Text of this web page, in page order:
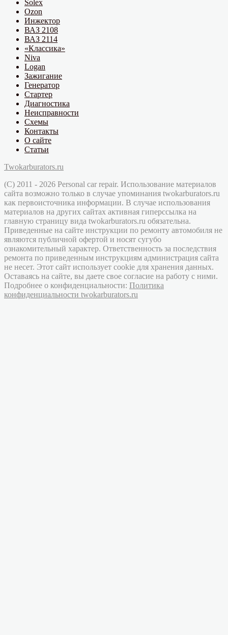
Solex
Ozon
Инжектор
ВАЗ 2108
ВАЗ 2114
«Классика»
Niva
Logan
Зажигание
Генератор
Стартер
Диагностика
Неисправности
Схемы
Контакты
О сайте
Статьи
Twokarburators.ru
(C) 2011 - 2026 Personal car repair. Использование материалов
сайта возможно только в случае упоминания twokarburators.ru
как первоисточника информации. В случае использования
материалов на других сайтах активная гиперссылка на
главную страницу вида twokarburators.ru обязательна.
Приведенные на сайте инструкции по ремонту автомобиля не
являются публичной офертой и носят сугубо
ознакомительный характер. Ответственность за последствия
ремонта по приведенным инструкциям администрация сайта
не несет. Этот сайт использует cookie для хранения данных.
Оставаясь на сайте, вы даете свое согласие на работу с ними.
Подробнее о конфиденциальности: Политика
конфиденциальности twokarburators.ru